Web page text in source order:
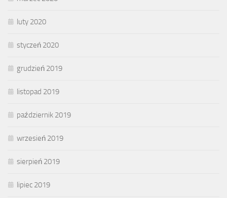
luty 2020
styczeń 2020
grudzień 2019
listopad 2019
październik 2019
wrzesień 2019
sierpień 2019
lipiec 2019